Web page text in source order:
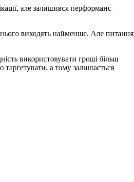
але залишився перформанс –
нього виходять найменше. Але питання
використовувати гроші більш
а тому залишається